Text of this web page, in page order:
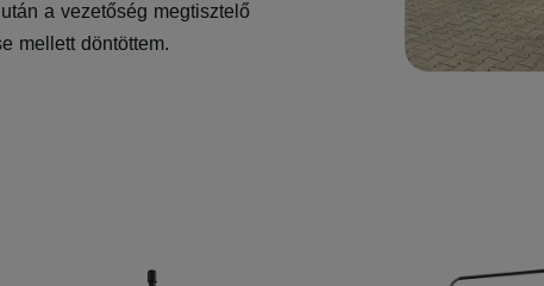
a vezetőség megtisztelő
mellett döntöttem.